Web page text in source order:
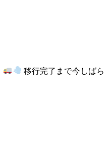
移行完了まで今しばら